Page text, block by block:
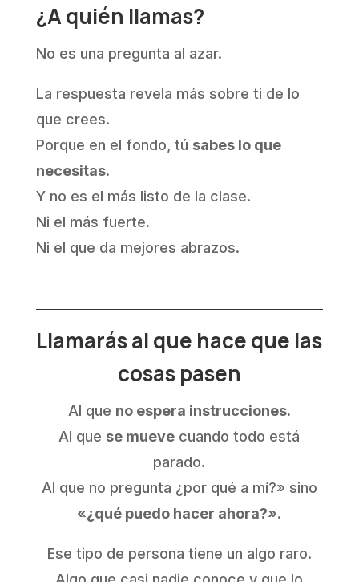
¿A quién llamas?
No es una pregunta al azar.
La respuesta revela más sobre ti de lo
que crees.
Porque en el fondo, tú sabes lo que
necesitas.
Y no es el más listo de la clase.
Ni el más fuerte.
Ni el que da mejores abrazos.
Llamarás al que hace que las
cosas pasen
Al que no espera instrucciones.
Al que se mueve cuando todo está
parado.
Al que no pregunta ¿por qué a mí?» sino
«¿qué puedo hacer ahora?».
Ese tipo de persona tiene un algo raro.